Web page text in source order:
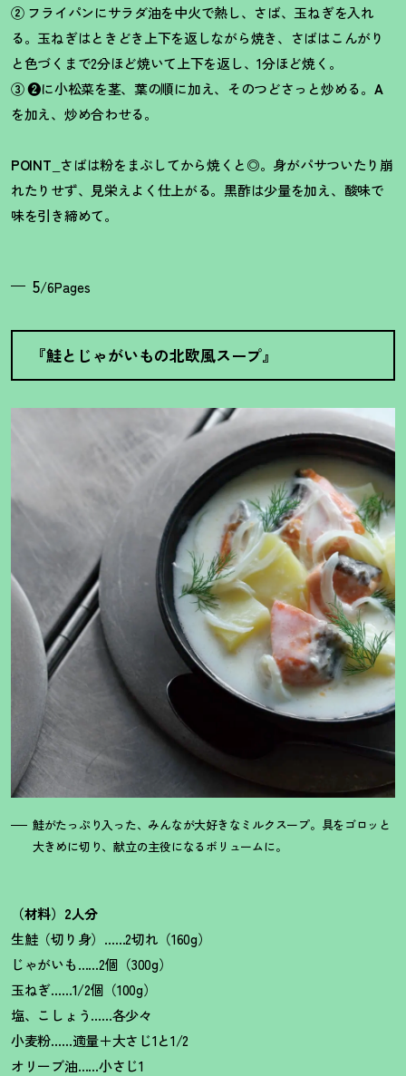
②フライパンにサラダ油を中火で熱し、さば、玉ねぎを入れ
る。玉ねぎはときどき上下を返しながら焼き、さばはこんがり
と色づくまで2分ほど焼いて上下を返し、1分ほど焼く。
③ ❷に小松菜を茎、葉の順に加え、そのつどさっと炒める。 A
を加え、炒め合わせる。
POINT_ さばは粉をまぶしてから焼くと◎。身がパサついたり崩
れたりせず、見栄えよく仕上がる。黒酢は少量を加え、酸味で
味を引き締めて。
5/6Pages
『鮭とじゃがいもの北欧風スープ』
鮭がたっぷり入った、みんなが大好きなミルクスープ。具をゴロッと
大きめに切り、献立の主役になるボリュームに。
（材料）2人分
生鮭（切り身）……2切れ（160g）
じゃがいも……2個（300g）
玉ねぎ……1/2個（100g）
塩、こしょう……各少々
小麦粉……適量＋大さじ1と1/2
オリーブ油……小さじ1